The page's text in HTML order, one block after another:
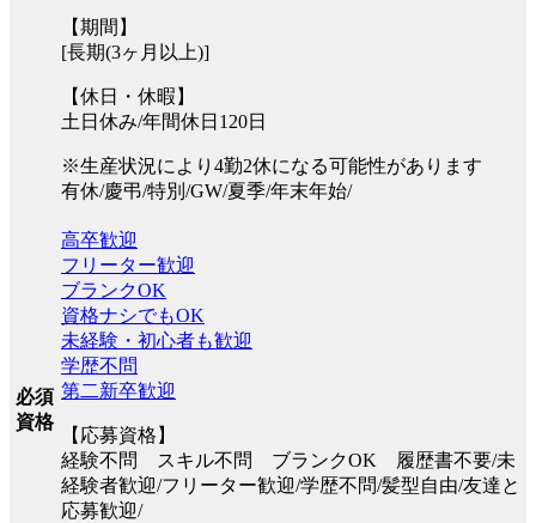
【期間】
[長期(3ヶ月以上)]
【休日・休暇】
土日休み/年間休日120日
※生産状況により4勤2休になる可能性があります
有休/慶弔/特別/GW/夏季/年末年始/
必須
資格
高卒歓迎
フリーター歓迎
ブランクOK
資格ナシでもOK
未経験・初心者も歓迎
学歴不問
第二新卒歓迎
【応募資格】
経験不問 スキル不問 ブランクOK 履歴書不要/未
経験者歓迎/フリーター歓迎/学歴不問/髪型自由/友達と
応募歓迎/